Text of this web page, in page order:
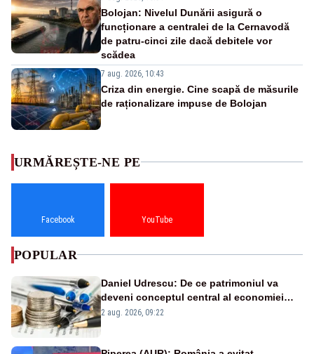
Bolojan: Nivelul Dunării asigură o
funcționare a centralei de la Cernavodă
de patru-cinci zile dacă debitele vor
scădea
7 aug. 2026, 10:43
Criza din energie. Cine scapă de măsurile
de raționalizare impuse de Bolojan
URMĂREȘTE-NE PE
Facebook YouTube
POPULAR
Daniel Udrescu: De ce patrimoniul va
deveni conceptul central al economiei
viitoare?
2 aug. 2026, 09:22